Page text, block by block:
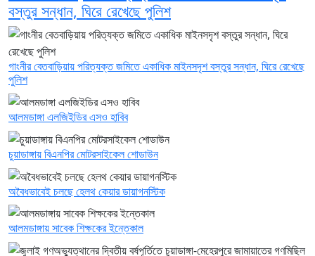
বস্তুর সন্ধান, ঘিরে রেখেছে পুলিশ
গাংনীর বেতবাড়িয়ায় পরিত্যক্ত জমিতে একাধিক মাইনসদৃশ বস্তুর সন্ধান, ঘিরে রেখেছে
পুলিশ
আলমডাঙ্গা এলজিইডির এসও হাবিব
চুয়াডাঙ্গায় বিএনপির মোটরসাইকেল শোডাউন
অবৈধভাবেই চলছে হেলথ কেয়ার ডায়াগনস্টিক
আলমডাঙ্গায় সাবেক শিক্ষকের ইন্তেকাল